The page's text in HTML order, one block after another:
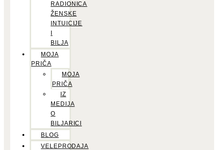
RADIONICA
ŽENSKE
INTUICIJE
BILJA
MOJA
PRIČA
MOJA
PRIČA
IZ
MEDIJA
O
BILJARICI
BLOG
VELEPRODAJA